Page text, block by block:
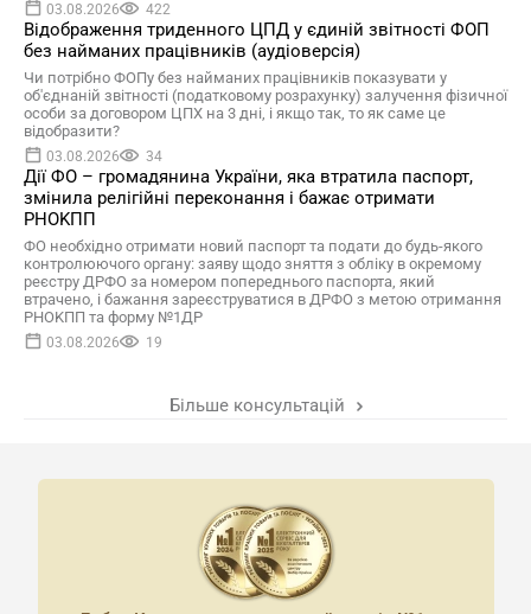
03.08.2026 422
Відображення триденного ЦПД у єдиній звітності ФОП
без найманих працівників (аудіоверсія)
Чи потрібно ФОПу без найманих працівників показувати у
об'єднаній звітності (податковому розрахунку) залучення фізичної
особи за договором ЦПХ на 3 дні, і якщо так, то як саме це
відобразити?
03.08.2026 34
Дії ФО – громадянина України, яка втратила паспорт,
змінила релігійні переконання i бажає отримати
PHOKПП
ФО необхідно отримати новий паспорт та подати до будь-якого
контролюючого органу: заяву щодо зняття з обліку в окремому
реєстру ДРФО за номером попереднього паспорта, який
втрачено, і бажання зареєструватися в ДРФО з метою отримання
PHOKПП та форму №1ДР
03.08.2026 19
Більше консультацій